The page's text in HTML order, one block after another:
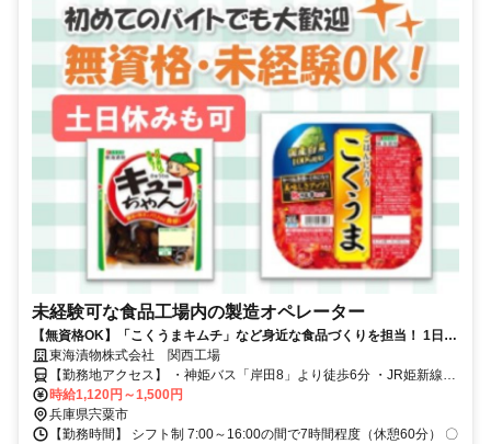
未経験可な食品工場内の製造オペレーター
【無資格OK】「こくうまキムチ」など身近な食品づくりを担当！ 1日
7h、週4～5日のフルタイム勤務・モクモク作業
東海漬物株式会社 関西工場
【勤務地アクセス】 ・神姫バス「岸田8」より徒歩6分 ・JR姫新線
時給1,120円～1,500円
兵庫県宍粟市
【勤務時間】 シフト制 7:00～16:00の間で7時間程度（休憩60分） 〇